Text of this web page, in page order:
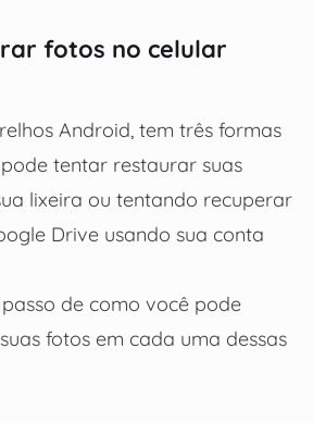
fotos no celular
Android, tem três formas
tentar restaurar suas
lixeira ou tentando recuperar
Drive usando sua conta
de como você pode
fotos em cada uma dessas